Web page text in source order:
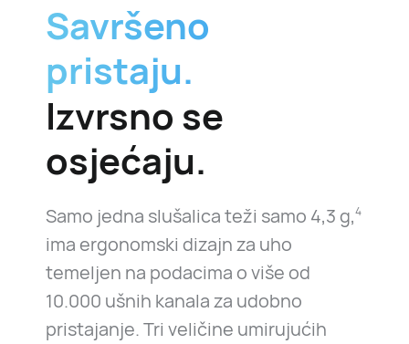
Savršeno
pristaju.
Izvrsno se
osjećaju.
Samo jedna slušalica teži samo 4,3 g,4
ima ergonomski dizajn za uho
temeljen na podacima o više od
10.000 ušnih kanala za udobno
pristajanje. Tri veličine umirujućih